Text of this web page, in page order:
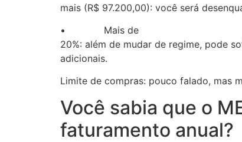
mais (R$ 97.200,00): você será
• Mais de
20%: além de mudar de regime, pode
adicionais.
Limite de compras: pouco falado, mas
Você sabia que o
faturamento anual?